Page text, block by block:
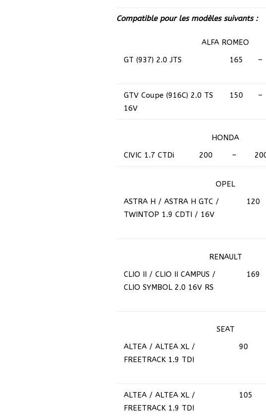
Compatible pour les modèles suivants :
ALFA ROMEO
GT (937) 2.0 JTS 165 –
GTV Coupe (916C) 2.0 TS
16V
150 –
HONDA
CIVIC 1.7 CTDi 200 –
OPEL
ASTRA H / ASTRA H GTC /
TWINTOP 1.9 CDTI / 16V
120
RENAULT
CLIO II / CLIO II CAMPUS /
CLIO SYMBOL 2.0 16V RS
169
SEAT
ALTEA / ALTEA XL /
FREETRACK 1.9 TDI
90
ALTEA / ALTEA XL /
FREETRACK 1.9 TDI
105